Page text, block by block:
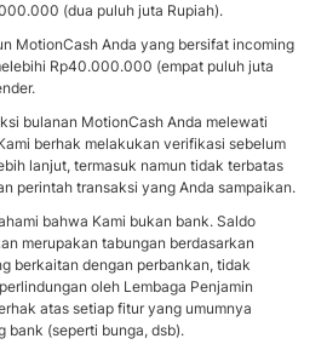
(dua puluh juta Rupiah).
MotionCash Anda yang bersifat incoming
Rp40.000.000 (empat puluh juta
bulanan MotionCash Anda melewati
berhak melakukan verifikasi sebelum
lanjut, termasuk namun tidak terbatas
perintah transaksi yang Anda sampaikan.
bahwa Kami bukan bank. Saldo
merupakan tabungan berdasarkan
berkaitan dengan perbankan, tidak
oleh Lembaga Penjamin
atas setiap fitur yang umumnya
bank (seperti bunga, dsb).